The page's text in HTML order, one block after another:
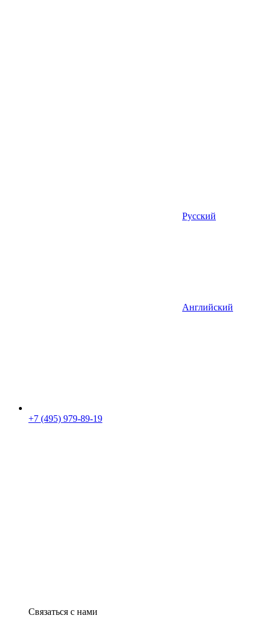
Русский
Английский
+7 (495) 979-89-19
Связаться с нами